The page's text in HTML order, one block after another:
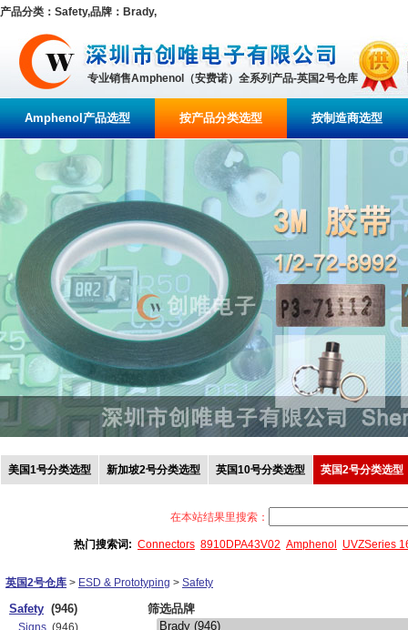
产品分类：Safety,品牌：Brady,
专业销售Amphenol（安费诺）全系列产品-英国2号仓库
Amphenol产品选型 按产品分类选型 按制造商选型
美国1号分类选型 新加坡2号分类选型 英国10号分类选型 英国2号分类选型
在本站结果里搜索：
热门搜索词: Connectors 8910DPA43V02 Amphenol UVZSeries
英国2号仓库 > ESD & Prototyping > Safety
Safety (946)
Signs (946)
筛选品牌